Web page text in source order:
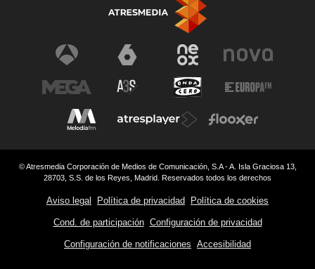
© Atresmedia Corporación de Medios de Comunicación, S.A - A. Isla Graciosa 13,
28703, S.S. de los Reyes, Madrid. Reservados todos los derechos
Aviso legal Política de privacidad Política de cookies
Cond. de participación Configuración de privacidad
Configuración de notificaciones Accesibilidad